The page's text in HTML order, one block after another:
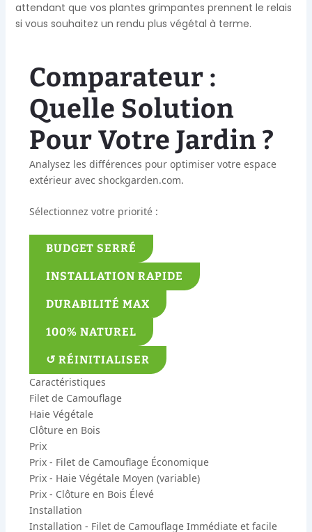
attendant que vos plantes grimpantes prennent le relais
si vous souhaitez un rendu plus végétal à terme.
Comparateur :
Quelle Solution
Pour Votre Jardin ?
Analysez les différences pour optimiser votre espace
extérieur avec shockgarden.com.
Sélectionnez votre priorité :
BUDGET SERRÉ
INSTALLATION RAPIDE
DURABILITÉ MAX
100% NATUREL
↺ RÉINITIALISER
Caractéristiques
Filet de Camouflage
Haie Végétale
Clôture en Bois
Prix
Prix - Filet de Camouflage Économique
Prix - Haie Végétale Moyen (variable)
Prix - Clôture en Bois Élevé
Installation
Installation - Filet de Camouflage Immédiate et facile